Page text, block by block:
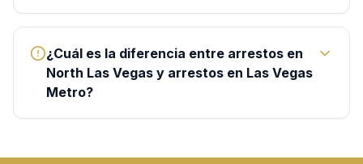
¿Cuál es la diferencia entre arrestos en
North Las Vegas y arrestos en Las Vegas
Metro?